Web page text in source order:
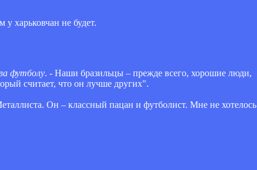
харьковчан не будет.
футболу. - Наши бразильцы – прежде всего, хорошие люди,
считает, что он лучше других".
Он – классный пацан и футболист. Мне не хотелось